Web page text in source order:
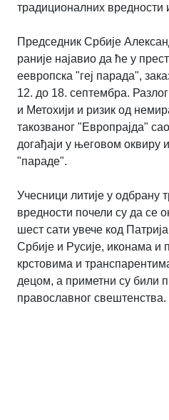
традиционалних вредности
Председник Србије
раније најавио да ће у
еевропска "геј парада",
12. до 18. септембра.
и Метохији и ризик од
такозваног "Европрајда"
догађаји у његовом оквиру
"параде".
Учесници литије у одбрану
вредности почели су да се
шест сати увече код
Србије и Русије, иконама и
крстовима и
децом, а приметни су били
православног свештенства.